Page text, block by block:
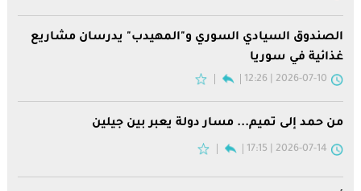
الصندوق السيادي السوري و"المهيدب" يدرسان مشاريع
غذائية في سوريا
2026-07-10 | 12:26
من حمد إلى تميم... مسار دولة يعبر بين جيلين
2026-07-14 | 17:15